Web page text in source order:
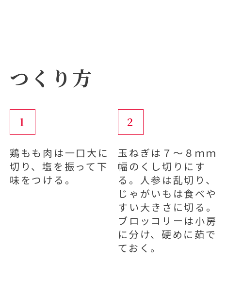
つくり方
1
鶏もも肉は一口大に
切り、塩を振って下
味をつける。
2
玉ねぎは７～８ｍｍ
幅のくし切りにす
る。人参は乱切り、
じゃがいもは食べや
すい大きさに切る。
ブロッコリーは小房
に分け、硬めに茹で
ておく。